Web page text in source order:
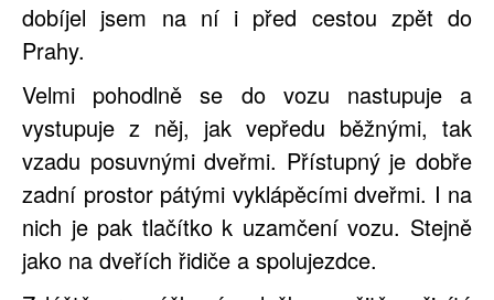
dobíjel jsem na ní i před cestou zpět do
Prahy.
Velmi pohodlně se do vozu nastupuje a
vystupuje z něj, jak vepředu běžnými, tak
vzadu posuvnými dveřmi. Přístupný je dobře
zadní prostor pátými vyklápěcími dveřmi. I na
nich je pak tlačítko k uzamčení vozu. Stejně
jako na dveřích řidiče a spolujezdce.